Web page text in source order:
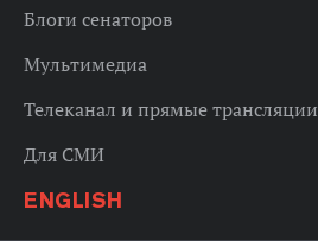
Блоги сенаторов
Мультимедиа
Телеканал и прямые трансляции
Для СМИ
ENGLISH